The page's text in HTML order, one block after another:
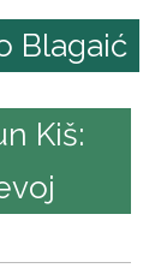
Blagaić
Kiš: